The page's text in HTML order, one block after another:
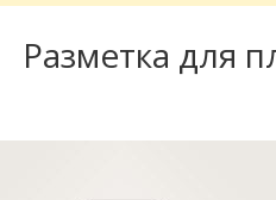
Разметка для